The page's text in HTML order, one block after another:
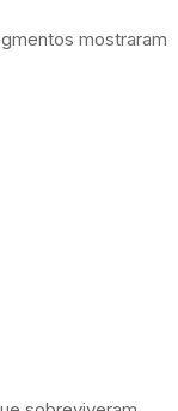
mostraram